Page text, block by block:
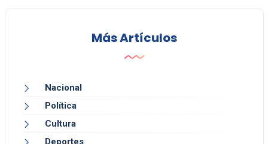
Más Artículos
Nacional
Política
Cultura
Deportes